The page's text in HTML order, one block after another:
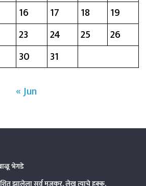
16 17 18
19
23 24 25
26
30
31
« Jun
भेगडे
झालेला सर्व मजकूर, लेख त्याचे हक्क,